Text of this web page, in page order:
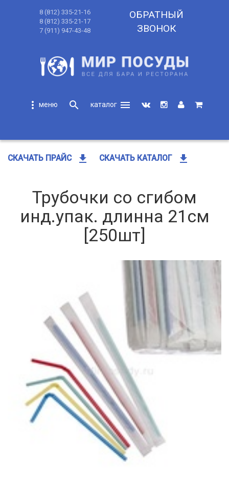
8 (812) 335-21-16
8 (812) 335-21-17
7 (911) 947-43-48
ОБРАТНЫЙ
ЗВОНОК
more_vert search
menu
СКАЧАТЬ ПРАЙС get_app СКАЧАТЬ КАТАЛОГ get_app
Трубочки со сгибом
инд.упак. длинна 21см
[250шт]